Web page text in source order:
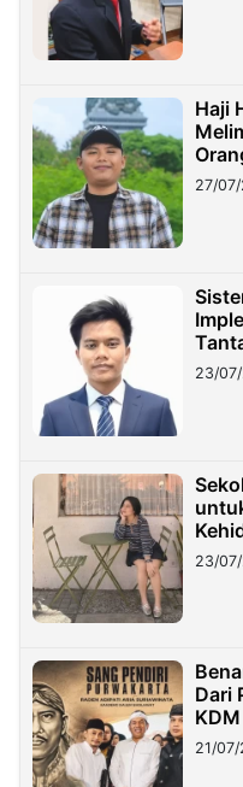
Haji
27/
23/
23/
Dari
KDM
21/